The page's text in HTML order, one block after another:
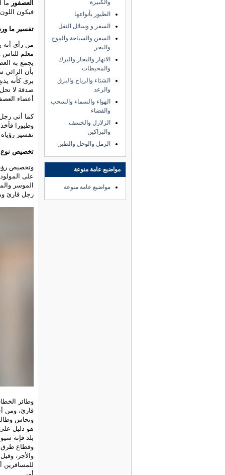
العصفور ما
فيكون اللون
تفسير ما
من رأى
معلم للناس
يجمع به
بأن الرائي
يرى كأنه
أعضاء
كما أتى
وطيورا
تفسير
تخصيص نوع
وتخصيص
على
الموسر
رجل قارئ
وطائر
قارئ، ومن
ونحاس
هو دليل
بلد فإنه
وقطاع طرق
والأجر،
للمسافرين
والكبيرة
الطيور بأنواعها
السفر و وسائل النقل
السفن والسباحة والموج
والبحر
الانهار والبحار والبرك
والمحيطات
الشتاء والرياح والبرق
والرعد
الهواء والسماء والسحب
والفضاء
الزلازل والخسف
والبراكين
الرمل والوحل والطين
مواضيع عامة منوعة
مواضيع عامة منوعة